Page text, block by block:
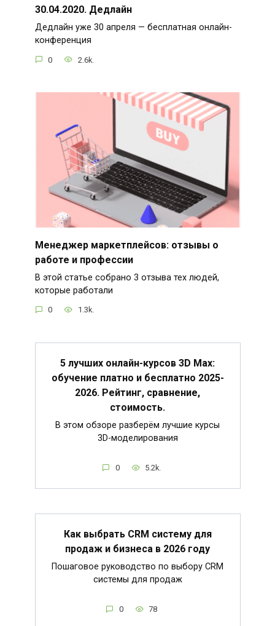
30.04.2020. Дедлайн
Дедлайн уже 30 апреля — бесплатная онлайн-
конференция
0 2.6k.
Менеджер маркетплейсов: отзывы о
работе и профессии
В этой статье собрано 3 отзыва тех людей,
которые работали
0 1.3k.
5 лучших онлайн-курсов 3D Max:
обучение платно и бесплатно 2025-
2026. Рейтинг, сравнение,
стоимость.
В этом обзоре разберём лучшие курсы
3D-моделирования
0 5.2k.
Как выбрать CRM систему для
продаж и бизнеса в 2026 году
Пошаговое руководство по выбору CRM
системы для продаж
0 78